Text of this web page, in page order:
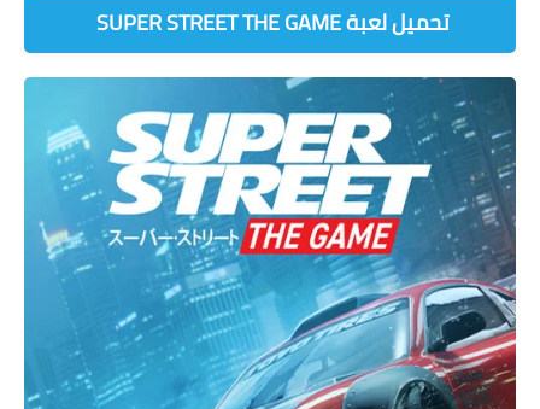
تحميل لعبة SUPER STREET THE GAME